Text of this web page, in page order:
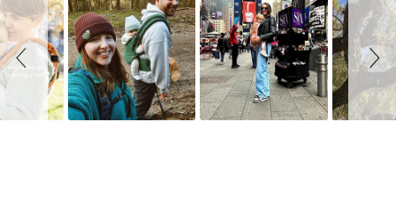
d
e
s
h
o